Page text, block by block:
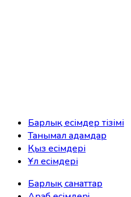
Барлық есімдер тізімі
Танымал адамдар
Қыз есімдері
Ұл есімдері
Барлық санаттар